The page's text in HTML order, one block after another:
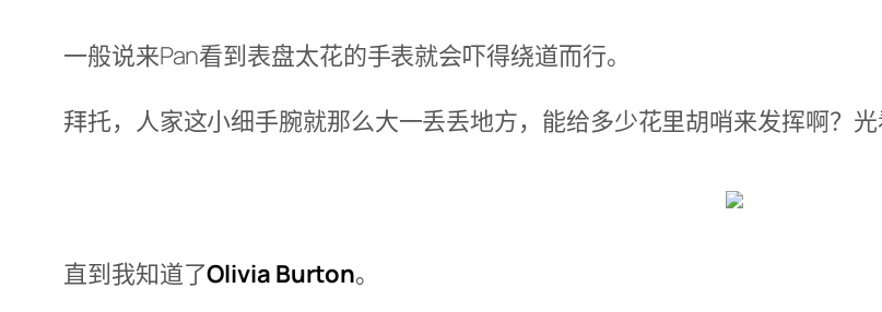
一般说来Pan看到表盘太花的手表就会吓得绕道而行。
拜托，人家这小细手腕就那么大一丢丢地方，能给多少花里胡哨来发挥啊？光
直到我知道了Olivia Burton。